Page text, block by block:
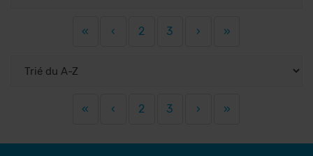
« ‹ 2 3 › »
« ‹ 2 3 › »